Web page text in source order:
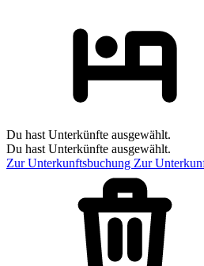
Du hast Unterkünfte ausgewählt.
Du hast Unterkünfte ausgewählt.
Zur Unterkunftsbuchung Zur